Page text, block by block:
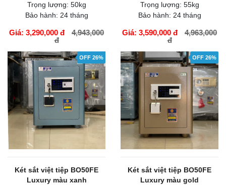
Trọng lượng: 50kg
Bảo hành: 24 tháng
Giá: 3,290,000 đ
4,943,000
đ
Trọng lượng: 55kg
Bảo hành: 24 tháng
Giá: 3,590,000 đ
4,963,000
đ
OFF 26%
Két sắt việt tiệp BO50FE
Luxury màu xanh
OFF 26%
Két sắt việt tiệp BO50FE
Luxury màu gold